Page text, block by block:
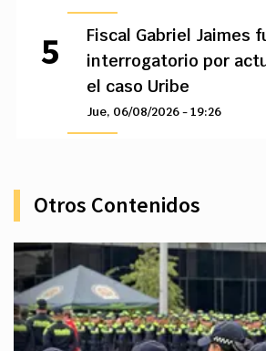
Fiscal Gabriel Jaimes
interrogatorio por
el caso Uribe
Jue, 06/08/2026 - 19:26
Otros Contenidos